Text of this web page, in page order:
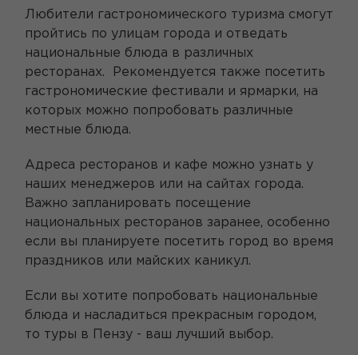
Любители гастрономического туризма смогут
пройтись по улицам города и отведать
национальные блюда в различных
ресторанах. Рекомендуется также посетить
гастрономические фестивали и ярмарки, на
которых можно попробовать различные
местные блюда.
Адреса ресторанов и кафе можно узнать у
наших менеджеров или на сайтах города.
Важно запланировать посещение
национальных ресторанов заранее, особенно
если вы планируете посетить город во время
праздников или майских каникул.
Если вы хотите попробовать национальные
блюда и насладиться прекрасным городом,
то туры в Пензу - ваш лучший выбор.